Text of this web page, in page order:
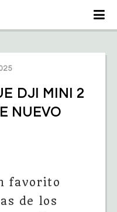
DJI MINI 2
NUEVO
favorito
de los